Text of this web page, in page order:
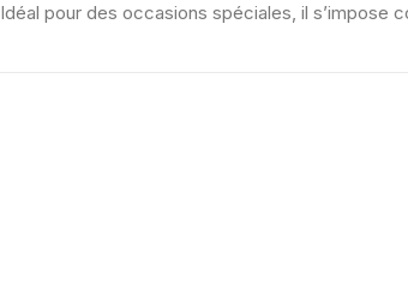
Idéal pour des occasions spéciales, il s’impose